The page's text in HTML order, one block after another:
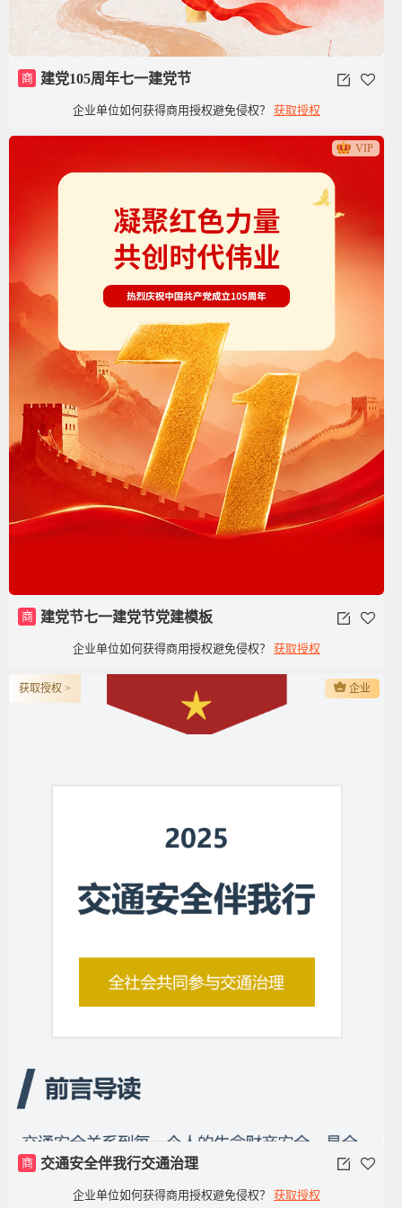
商 建党105周年七一建党节
企业单位如何获得商用授权避免侵权？ 获取授权
VIP
商 建党节七一建党节党建模板
企业单位如何获得商用授权避免侵权？ 获取授权
获取授权 > 企业
商 交通安全伴我行交通治理
企业单位如何获得商用授权避免侵权？ 获取授权